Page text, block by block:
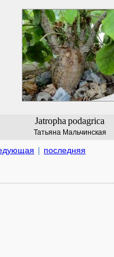
Jatropha podagrica
Татьяна Мальчинская
| последняя